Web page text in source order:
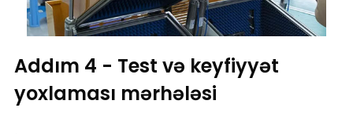
Addım 4 - Test və keyfiyyət
yoxlaması mərhələsi